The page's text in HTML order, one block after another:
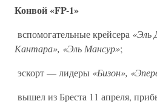
Конвой «FP-1»
вспомогательные крейсера «Эль
Кантара», «Эль Мансур»;
эскорт — лидеры «Бизон»,
вышел из Бреста 11 апреля,